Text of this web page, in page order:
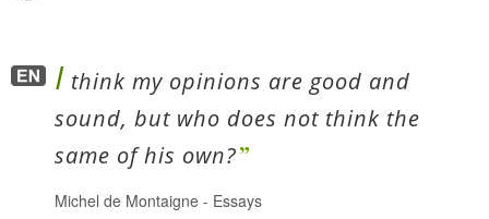
I think my opinions are good and
sound, but who does not think the
same of his own?
Michel de Montaigne - Essays